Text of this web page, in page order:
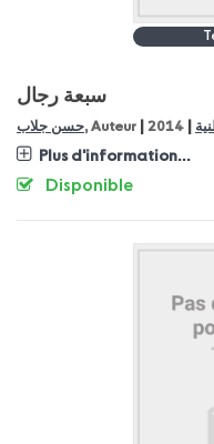
سبعة رجال
حسن جلاب, Auteur 2014
Plus d'information...
Disponible